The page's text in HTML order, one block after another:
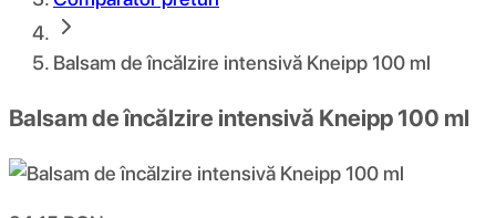
Balsam de încălzire intensivă Kneipp 100 ml
Balsam de încălzire intensivă Kneipp 100 ml